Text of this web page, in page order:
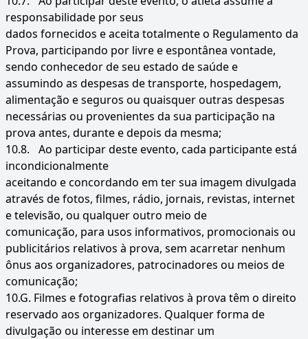
responsabilidade por seus
dados fornecidos e aceita totalmente o Regulamento da
Prova, participando por livre e espontânea vontade,
sendo conhecedor de seu estado de saúde e
assumindo as despesas de transporte, hospedagem,
alimentação e seguros ou quaisquer outras despesas
necessárias ou provenientes da sua participação na
prova antes, durante e depois da mesma;
10.8.
Ao participar deste evento, cada participante está
incondicionalmente
aceitando e concordando em ter sua imagem divulgada
através de fotos, filmes, rádio, jornais, revistas, internet
e televisão, ou qualquer outro meio de
comunicação, para usos informativos, promocionais ou
publicitários relativos à prova, sem acarretar nenhum
ônus aos organizadores, patrocinadores ou meios de
comunicação;
10.G. Filmes e fotografias relativos à prova têm o direito
reservado aos organizadores. Qualquer forma de
divulgação ou interesse em destinar um